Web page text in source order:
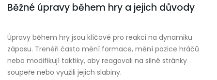
Běžné úpravy během hry a jejich důvody
Úpravy během hry jsou klíčové pro reakci na dynamiku
zápasu. Trenéři často mění formace, mění pozice hráčů
nebo modifikují taktiky, aby reagovali na silné stránky
soupeře nebo využili jejich slabiny.